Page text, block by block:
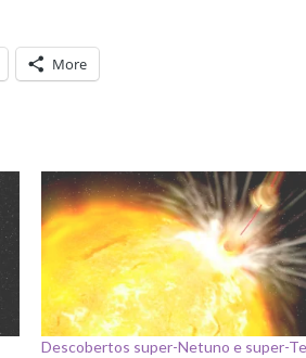
More
Descobertos super-Netuno e super-